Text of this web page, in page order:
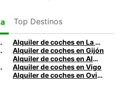
Top Destinos
Logroño
Alquiler de coches en La Coruña
Ourense
Alquiler de coches en Gijón
Alquiler de coches en Almería
Alquiler de coches en Vigo
Alquiler de coches en Oviedo